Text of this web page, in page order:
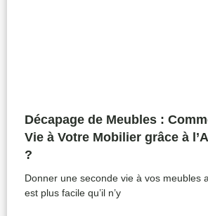
Décapage de Meubles :
Vie à Votre Mobilier grâce à
?
Donner une seconde vie à vos meubles
est plus facile qu’il n’y